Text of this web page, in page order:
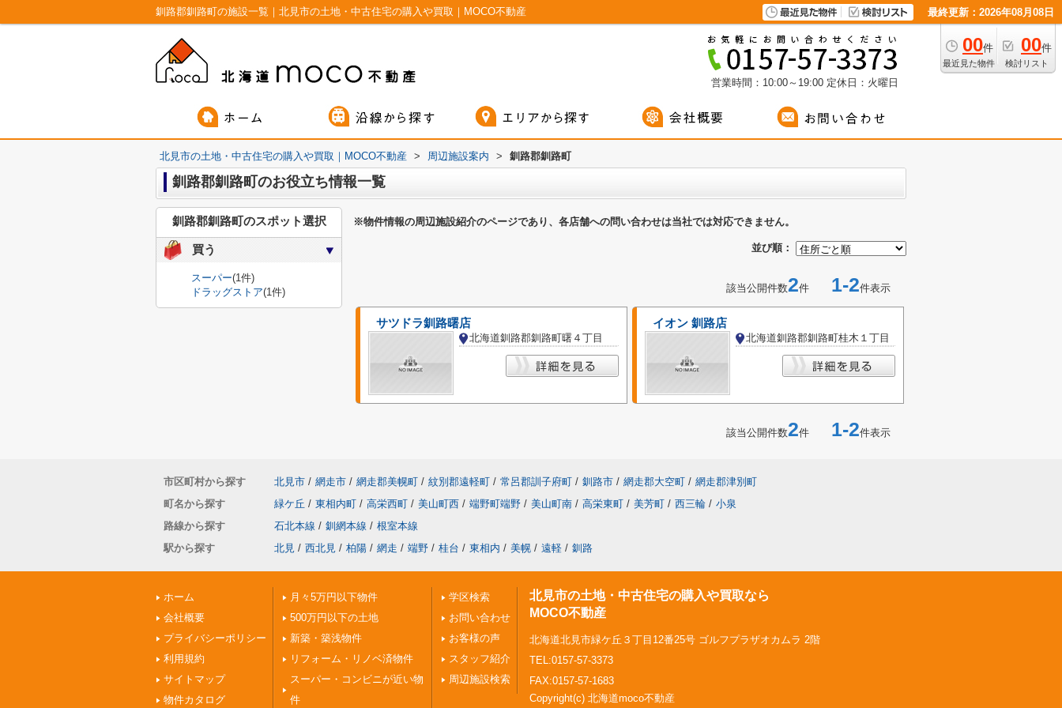
釧路郡釧路町の施設一覧｜北見市の土地・中古住宅の購入や買取｜MOCO不動産 最終更新：2026年08月08日
00件
最近見た物件
00件
検討リスト
営業時間：10:00～19:00 定休日：火曜日
北見市の土地・中古住宅の購入や買取｜MOCO不動産 > 周辺施設案内 > 釧路郡釧路町
釧路郡釧路町のお役立ち情報一覧
※物件情報の周辺施設紹介のページであり、各店舗への問い合わせは当社では対応できません。
並び順：
該当公開件数2件 1-2件表示
サツドラ釧路曙店
北海道釧路郡釧路町曙４丁目
イオン 釧路店
北海道釧路郡釧路町桂木１丁目
該当公開件数2件 1-2件表示
釧路郡釧路町のスポット選択
買う
スーパー(1件)
ドラッグストア(1件)
市区町村から探す 北見市 / 網走市 / 網走郡美幌町 / 紋別郡遠軽町 / 常呂郡訓子府町 / 釧路市 / 網走郡大空町 / 網走郡津別町
町名から探す
緑ケ丘 / 東相内町 / 高栄西町 / 美山町西 / 端野町端野 / 美山町南 / 高栄東町 / 美芳町 / 西三輪 / 小泉
路線から探す
石北本線 / 釧網本線 / 根室本線
駅から探す
北見 / 西北見 / 柏陽 / 網走 / 端野 / 桂台 / 東相内 / 美幌 / 遠軽 / 釧路
ホーム
会社概要
プライバシーポリシー
利用規約
サイトマップ
物件カタログ
月々5万円以下物件
500万円以下の土地
新築・築浅物件
リフォーム・リノベ済物件
スーパー・コンビニが近い物
件
学区検索
お問い合わせ
お客様の声
スタッフ紹介
周辺施設検索
北見市の土地・中古住宅の購入や買取なら
MOCO不動産
北海道北見市緑ケ丘３丁目12番25号 ゴルフプラザオカムラ 2階
TEL:0157-57-3373
FAX:0157-57-1683
Copyright(c) 北海道moco不動産